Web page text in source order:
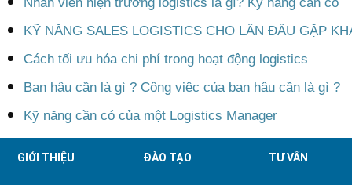
Nhân viên hiện trường logistics là gì? Kỹ năng cần có
KỸ NĂNG SALES LOGISTICS CHO LẦN ĐẦU GẶP
Cách tối ưu hóa chi phí trong hoạt động logistics
Ban hậu cần là gì ? Công việc của ban hậu cần là gì ?
Kỹ năng cần có của một Logistics Manager
GIỚI THIỆU ĐÀO TẠO TƯ VẤN